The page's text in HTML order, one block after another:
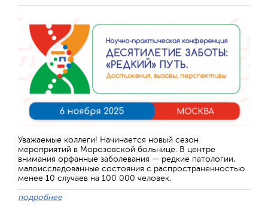
Уважаемые коллеги! Начинается новый сезон
мероприятий в Морозовской больнице. В центре
внимания орфанные заболевания — редкие патологии,
малоисследованные состояния с распространенностью
менее 10 случаев на 100 000 человек.
подробнее